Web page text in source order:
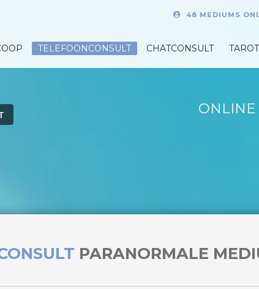
48 MEDIUMS
TELEFOONCONSULT CHATCONSULT TAROT
ONLINE
PARANORMALE